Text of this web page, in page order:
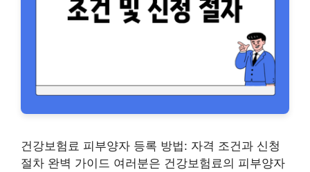
건강보험료 피부양자 등록 방법: 자격 조건과 신청
절차 완벽 가이드 여러분은 건강보험료의 피부양자